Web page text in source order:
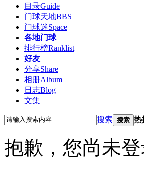
目录Guide
门球天地BBS
门球迷Space
各地门球
排行榜Ranklist
好友
分享Share
相册Album
日志Blog
文集
搜索 搜索 热
抱歉，您尚未